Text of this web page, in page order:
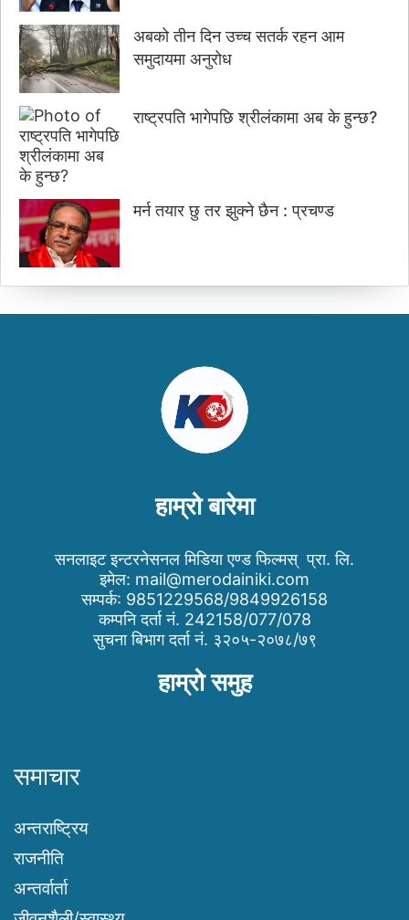
अबको तीन दिन उच्च सतर्क रहन आम
समुदायमा अनुरोध
राष्ट्रपति भागेपछि श्रीलंकामा अब के हुन्छ?
मर्न तयार छु तर झुक्ने छैन : प्रचण्ड
हाम्रो बारेमा
सनलाइट इन्टरनेसनल मिडिया एण्ड फिल्मस् प्रा. लि.
इमेल: mail@merodainiki.com
सम्पर्क: 9851229568/9849926158
कम्पनि दर्ता नं. 242158/077/078
सुचना बिभाग दर्ता नं. ३२०५-२०७८/७९
हाम्रो समुह
समाचार
अन्तराष्ट्रिय
राजनीति
अन्तर्वार्ता